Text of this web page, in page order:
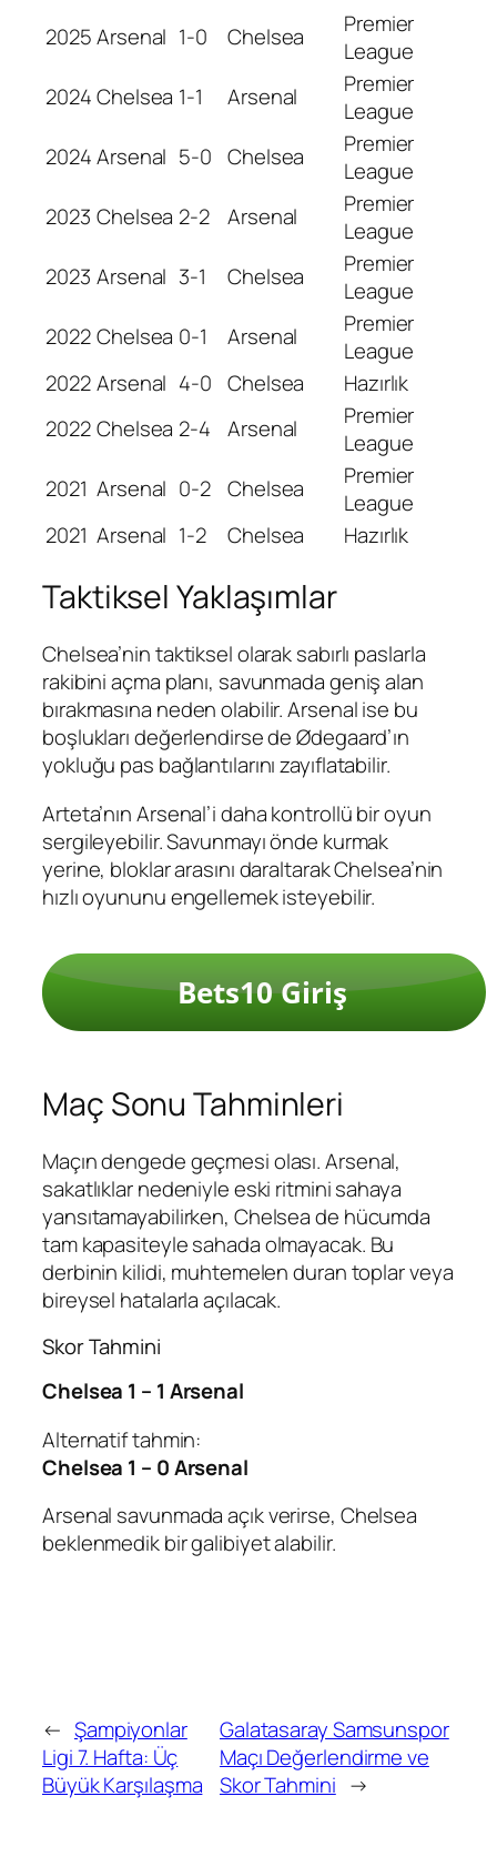
2025Arsenal 1-0 Chelsea
Premier
League
2024Chelsea 1-1 Arsenal
Premier
League
2024Arsenal 5-0 Chelsea
Premier
League
2023 Chelsea 2-2 Arsenal
Premier
League
2023 Arsenal 3-1 Chelsea
Premier
League
2022 Chelsea 0-1 Arsenal
Premier
League
2022 Arsenal 4-0 Chelsea
Hazırlık
2022 Chelsea 2-4 Arsenal
Premier
League
2021 Arsenal 0-2 Chelsea
Premier
League
2021 Arsenal 1-2 Chelsea Hazırlık
Taktiksel Yaklaşımlar
Chelsea’nin taktiksel olarak sabırlı paslarla
rakibini açma planı, savunmada geniş alan
bırakmasına neden olabilir. Arsenal ise bu
boşlukları değerlendirse de Ødegaard’ın
yokluğu pas bağlantılarını zayıflatabilir.
Arteta’nın Arsenal’i daha kontrollü bir oyun
sergileyebilir. Savunmayı önde kurmak
yerine, bloklar arasını daraltarak Chelsea’nin
hızlı oyununu engellemek isteyebilir.
Maç Sonu Tahminleri
Maçın dengede geçmesi olası. Arsenal,
sakatlıklar nedeniyle eski ritmini sahaya
yansıtamayabilirken, Chelsea de hücumda
tam kapasiteyle sahada olmayacak. Bu
derbinin kilidi, muhtemelen duran toplar veya
bireysel hatalarla açılacak.
Skor Tahmini
Chelsea 1 – 1 Arsenal
Alternatif tahmin:
Chelsea 1 – 0 Arsenal
Arsenal savunmada açık verirse, Chelsea
beklenmedik bir galibiyet alabilir.
← Şampiyonlar
Ligi 7. Hafta: Üç
Büyük Karşılaşma
Galatasaray Samsunspor
Maçı Değerlendirme ve
Skor Tahmini →